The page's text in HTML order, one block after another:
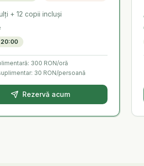
+12 copii incluși
20:00
300 RON/oră
30 RON/persoană
Rezervă acum